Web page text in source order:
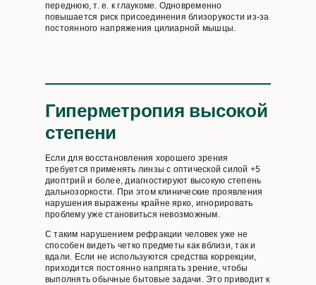
переднюю, т. е. к глаукоме. Одновременно
повышается риск присоединения близорукости из-за
постоянного напряжения цилиарной мышцы.
Гиперметропия высокой
степени
Если для восстановления хорошего зрения
требуется применять линзы с оптической силой +5
диоптрий и более, диагностируют высокую степень
дальнозоркости. При этом клинические проявления
нарушения выражены крайне ярко, игнорировать
проблему уже становиться невозможным.
С таким нарушением рефракции человек уже не
способен видеть четко предметы как вблизи, так и
вдали. Если не используются средства коррекции,
приходится постоянно напрягать зрение, чтобы
выполнять обычные бытовые задачи. Это приводит к